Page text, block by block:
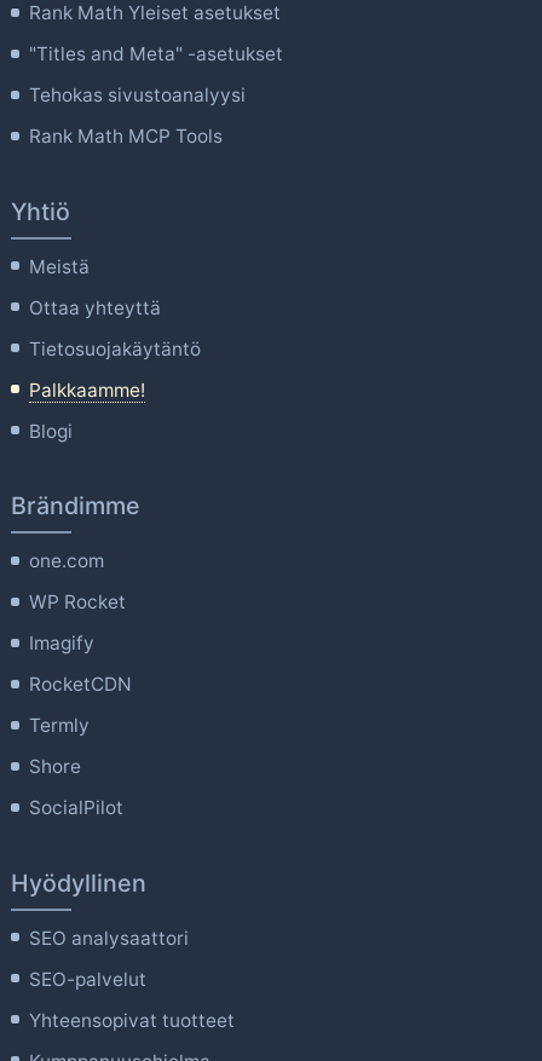
Rank Math Yleiset asetukset
"Titles and Meta" -asetukset
Tehokas sivustoanalyysi
Rank Math MCP Tools
Yhtiö
Meistä
Ottaa yhteyttä
Tietosuojakäytäntö
Palkkaamme!
Blogi
Brändimme
one.com
WP Rocket
Imagify
RocketCDN
Termly
Shore
SocialPilot
Hyödyllinen
SEO analysaattori
SEO-palvelut
Yhteensopivat tuotteet